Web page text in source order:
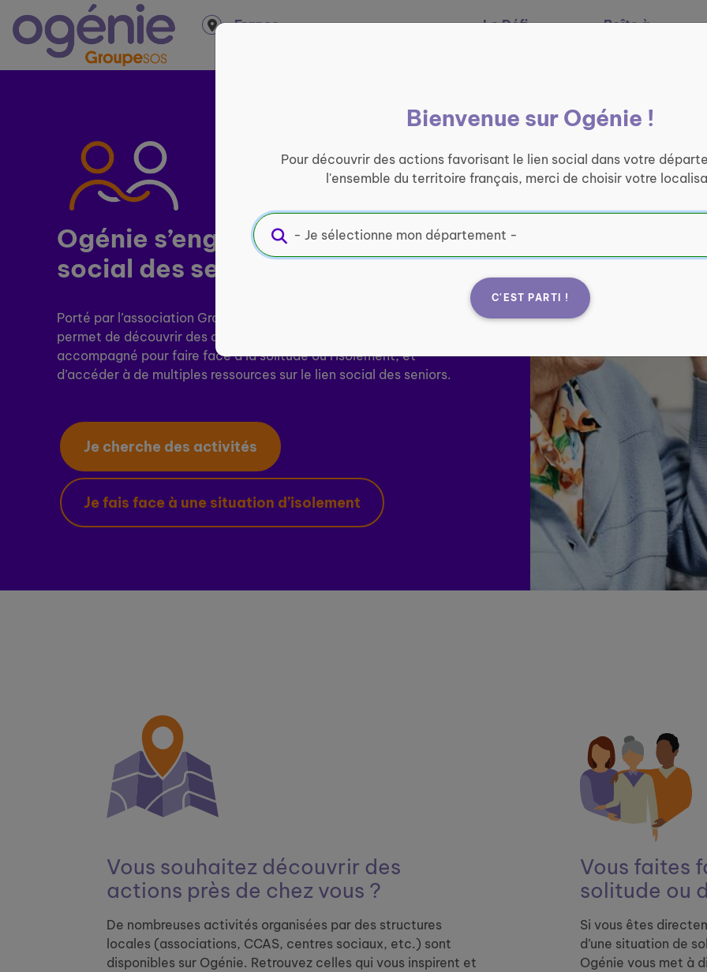
France
Le Défi
Boîte à
Bienvenue sur Ogénie !
Pour découvrir des actions favorisant le lien social dans votre
l'ensemble du territoire français, merci de choisir votre
C'EST PARTI !
Ogénie s’engage pour ​le lien
social des seniors
Porté par l’association Groupe SOS Seniors, le site ogenie.fr vous
permet de découvrir des activités près de chez vous, d'être
accompagné pour faire face à la solitude ou l'isolement, et
d’accéder à de multiples ressources sur le lien social des seniors.
Je cherche des activités
Je fais face à une situation d’isolement
Vous souhaitez découvrir ​ des
actions près de chez vous ?
De nombreuses activités organisées par des structures
locales (associations, CCAS, centres sociaux, etc.) sont
disponibles sur Ogénie. Retrouvez celles qui vous inspirent et
Vous faites
solitude ou
Si vous êtes
d’une situation de
Ogénie vous met à
Panneau de gestion des cookies